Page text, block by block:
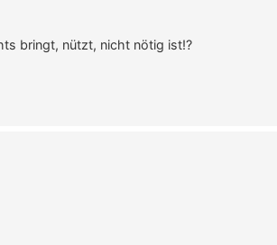
bringt, nützt, nicht nötig ist!?